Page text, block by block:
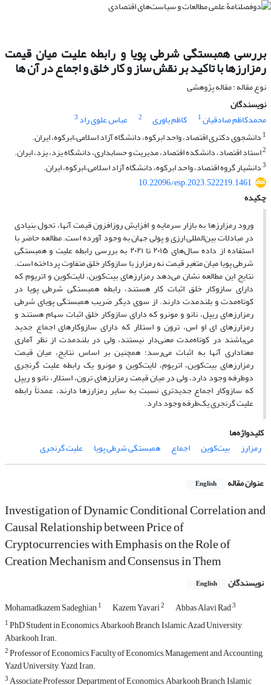
بررسی همبستگی شرطی پویا و رابطه علیت میان قیمت
رمزارزها با تاکید بر نقش ساز و کار خلق و اجماع در آن ها
نوع مقاله : مقاله پژوهشی
نویسندگان
محمدکاظم صادقیان1 کاظم یاوری 2 عباس علوی راد 3
1 دانشجوی دکتری اقتصاد، واحد ابرکوه، دانشگاه آزاد اسلامی،ابرکوه، ایران.
2استاد اقتصاد، دانشکده اقتصاد، مدیریت و حسابداری، دانشگاه یزد، یزد، ایران.
3دانشیار گروه اقتصاد، واحد ابرکوه، دانشگاه آزاد اسلامی،ابرکوه، ایران.
10.22096/esp.2023.522219.1461
چکیده
ورود رمزارزها به بازار سرمایه و افزایش روزافزون قیمت آنها، تحول بنیادی
در مبادلات بین‌المللی ارزی و پولی جهان به وجود آورده است. مطالعه حاضر با
استفاده از داده سال‌های ۲۰۱۵ تا ۲۰۲۱ به بررسی رابطه علیت و همبستگی
شرطی پویا میان متغیر قیمت نه رمزارز با سازوکار خلق متفاوت پرداخته است.
نتایج این مطالعه نشان می‌دهد رمزارزهای بیت‌کوین، لایت‌کوین و اتریوم که
دارای سازوکار خلق اثبات کار هستند، رابطه همبستگی شرطی پویا در
کوتاه‌مدت و بلندمدت دارند. از سوی دیگر ضریب همبستگی پویای شرطی
رمزارزهای ریپل، نانو و مونرو که دارای سازوکار خلق اثبات سهام هستند و
رمزارزهای ای او اس، ترون و استلار که دارای سازوکارهای اجماع جدید
می‌باشند در کوتاه‌مدت معنی‌دار نیستند، ولی در بلندمدت از نظر آماری
معناداری آنها به اثبات می‌رسد؛ همچنین بر اساس نتایج، میان قیمت
رمزارزهای بیت‌کوین، اتریوم، لایت‌کوین و مونرو یک رابطه علیت گرنجری
دوطرفه وجود دارد، ولی در میان قیمت رمزارزهای ترون، استلار، نانو و ریپل
که سازوکار اجماع جدیدتری نسبت به سایر رمزارزها دارند، عمدتاً رابطه
علیت گرنجری یک‌طرفه وجود دارد.
کلیدواژه‌ها
رمزارز
بیت‌کوین اجماع همبستگی شرطی پویا علیت گرنجری
عنوان مقاله English
Investigation of Dynamic Conditional Correlation and
Causal Relationship between Price of
Cryptocurrencies with Emphasis on the Role of
Creation Mechanism and Consensus in Them
نویسندگان English
Mohamadkazem Sadeghian1 Kazem Yavari2 Abbas Alavi Rad3
1PhD Student in Economics, Abarkooh Branch, Islamic Azad University,
Abarkooh, Iran.
2Professor of Economics, Faculty of Economics, Management and Accounting,
Yazd University, Yazd, Iran.
3Associate Professor, Department of Economics, Abarkooh Branch, Islamic